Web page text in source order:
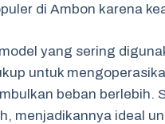
di Ambon karena
yang sering
untuk
beban berlebih.
menjadikannya ideal